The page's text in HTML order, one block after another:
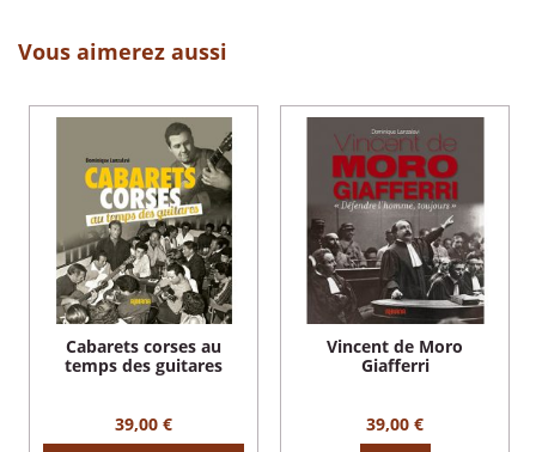
Vous aimerez aussi
Cabarets corses au
temps des guitares
39,00 €
Vincent de Moro
Giafferri
39,00 €